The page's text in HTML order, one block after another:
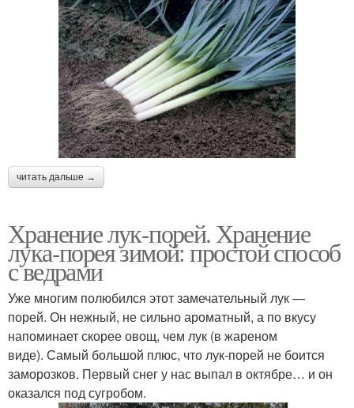
читать дальше →
Хранение лук-порей. Хранение
лука-порея зимой: простой способ
с ведрами
Уже многим полюбился этот замечательный лук —
порей. Он нежный, не сильно ароматный, а по вкусу
напоминает скорее овощ, чем лук (в жареном
виде). Самый большой плюс, что лук-порей не боится
заморозков. Первый снег у нас выпал в октябре… и он
оказался под сугробом.